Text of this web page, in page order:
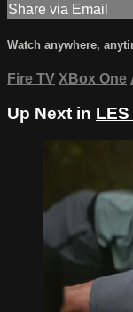
Share via Email
Watch anywhere,
Fire TV XBox One
Up Next in LES